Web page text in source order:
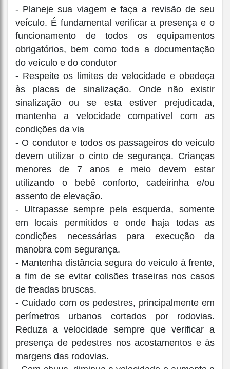
- Planeje sua viagem e faça a revisão de seu
veículo. É fundamental verificar a presença e o
funcionamento de todos os equipamentos
obrigatórios, bem como toda a documentação
do veículo e do condutor
- Respeite os limites de velocidade e obedeça
às placas de sinalização. Onde não existir
sinalização ou se esta estiver prejudicada,
mantenha a velocidade compatível com as
condições da via
- O condutor e todos os passageiros do veículo
devem utilizar o cinto de segurança. Crianças
menores de 7 anos e meio devem estar
utilizando o bebê conforto, cadeirinha e/ou
assento de elevação.
- Ultrapasse sempre pela esquerda, somente
em locais permitidos e onde haja todas as
condições necessárias para execução da
manobra com segurança.
- Mantenha distância segura do veículo à frente,
a fim de se evitar colisões traseiras nos casos
de freadas bruscas.
- Cuidado com os pedestres, principalmente em
perímetros urbanos cortados por rodovias.
Reduza a velocidade sempre que verificar a
presença de pedestres nos acostamentos e às
margens das rodovias.